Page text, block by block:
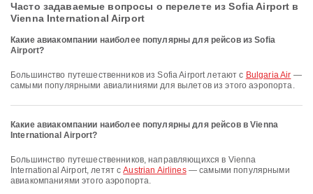
Часто задаваемые вопросы о перелете из Sofia Airport в
Vienna International Airport
Какие авиакомпании наиболее популярны для рейсов из Sofia
Airport?
Большинство путешественников из Sofia Airport летают с Bulgaria Air —
самыми популярными авиалиниями для вылетов из этого аэропорта.
Какие авиакомпании наиболее популярны для рейсов в Vienna
International Airport?
Большинство путешественников, направляющихся в Vienna
International Airport, летят сAustrian Airlines— самыми популярными
авиакомпаниями этого аэропорта.